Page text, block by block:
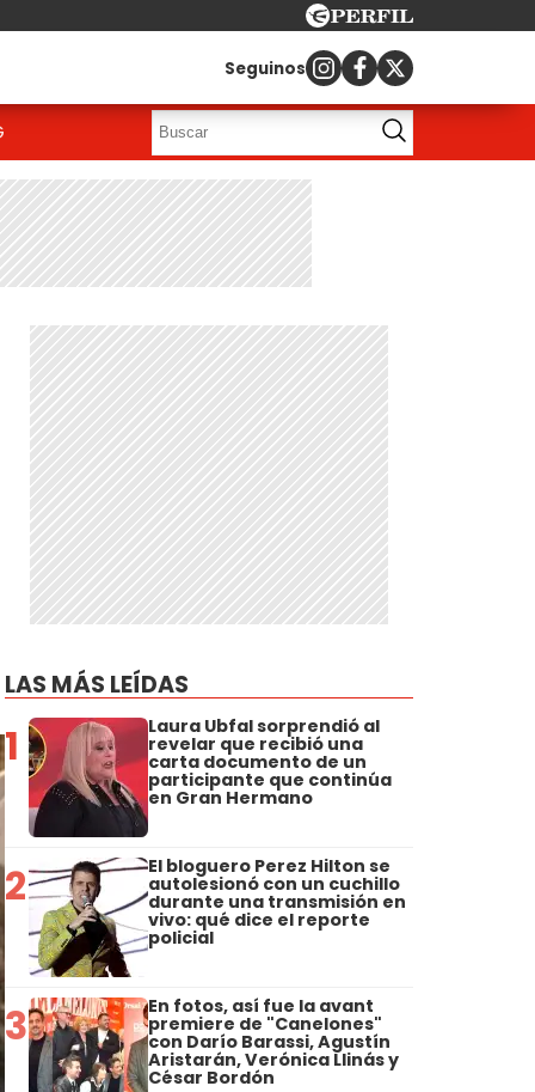
Seguinos
LAS MÁS LEÍDAS
1 Laura Ubfal sorprendió al
revelar que recibió una
carta documento de un
participante que continúa
en Gran Hermano
2 El bloguero Perez Hilton se
autolesionó con un cuchillo
durante una transmisión en
vivo: qué dice el reporte
policial
3 En fotos, así fue la avant
premiere de "Canelones"
con Darío Barassi, Agustín
Aristarán, Verónica Llinás y
César Bordón